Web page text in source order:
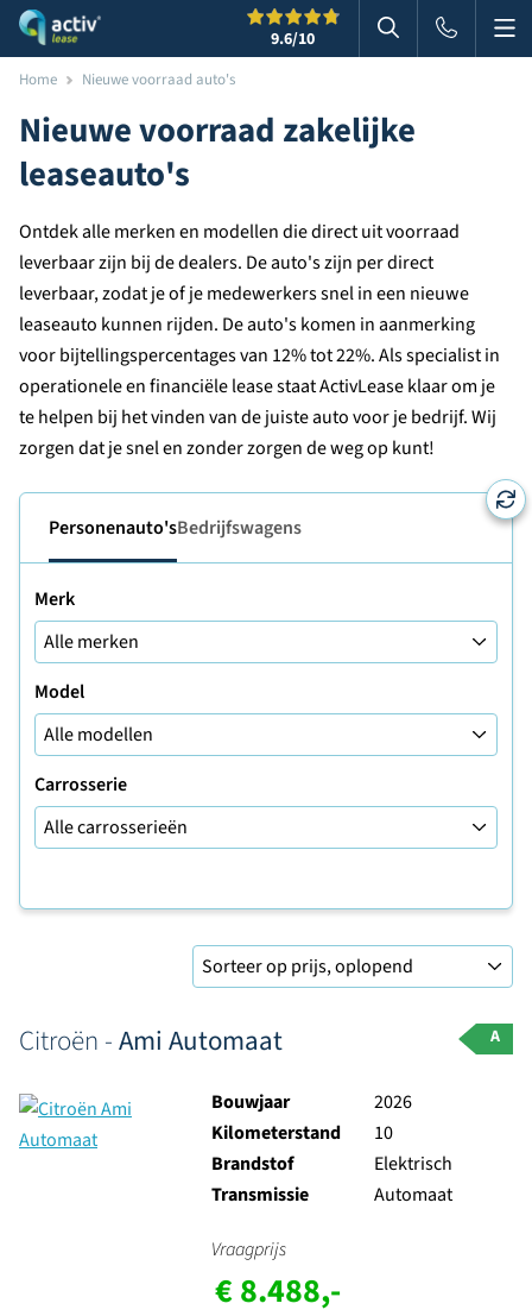
9.6/10 Zoeken in
Home Nieuwe voorraad auto's
Nieuwe voorraad zakelijke
leaseauto's
Ontdek alle merken en modellen die direct uit voorraad
leverbaar zijn bij de dealers. De auto's zijn per direct
leverbaar, zodat je of je medewerkers snel in een nieuwe
leaseauto kunnen rijden. De auto's komen in aanmerking
voor bijtellingspercentages van 12% tot 22%. Als specialist in
operationele en financiële lease staat ActivLease klaar om je
te helpen bij het vinden van de juiste auto voor je bedrijf. Wij
zorgen dat je snel en zonder zorgen de weg op kunt!
Personenauto'sBedrijfswagens
Merk
Model
Carrosserie
Citroën -Ami Automaat A
Bouwjaar
2026
Kilometerstand
10
Brandstof
Elektrisch
Transmissie
Automaat
Vraagprijs
€ 8.488,-